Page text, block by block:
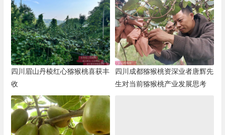
四川眉山丹棱红心猕猴桃喜获丰
收
四川成都猕猴桃资深业者唐辉先
生对当前猕猴桃产业发展思考